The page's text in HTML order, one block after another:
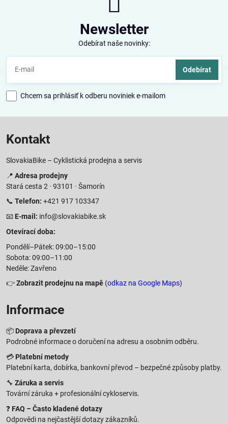
Newsletter
Odebírat naše novinky:
Odebírat
Chcem sa prihlásiť k odberu noviniek e-mailom
Kontakt
SlovakiaBike – Cyklistická prodejna a servis
📍 Adresa prodejny
Stará cesta 2 · 93101 · Šamorín
📞 Telefon: +421 917 103347
📧 E-mail: info@slovakiabike.sk
Otevírací doba:
Pondělí–Pátek: 09:00–15:00
Sobota: 09:00–11:00
Neděle: Zavřeno
👉Zobrazit prodejnu na mapě (odkaz na Google Maps)
Informace
📦 Doprava a převzetí
Podrobné informace o doručení na adresu a osobním odběru.
💳 Platební metody
Platební karta, dobírka, bankovní převod – bezpečné způsoby platby.
🔧 Záruka a servis
Tovární záruka + profesionální cykloservis.
❓ FAQ – Často kladené dotazy
Odpovědi na nejčastější dotazy zákazníků.